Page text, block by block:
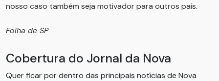
nosso caso também seja motivador para outros pais.
Folha de SP
Cobertura do Jornal da Nova
Quer ficar por dentro das principais notícias de Nova